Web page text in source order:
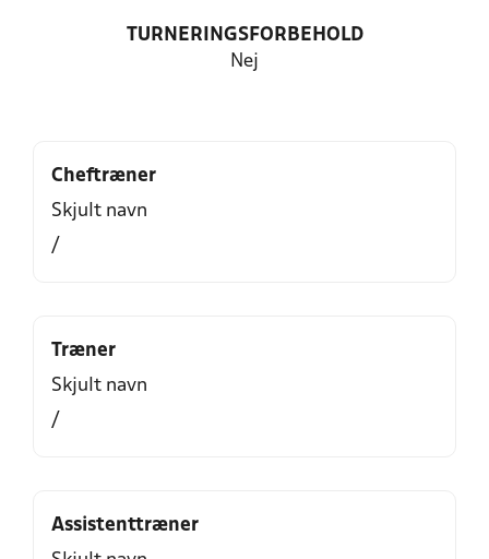
TURNERINGSFORBEHOLD
Nej
Cheftræner
Skjult navn
/
Træner
Skjult navn
/
Assistenttræner